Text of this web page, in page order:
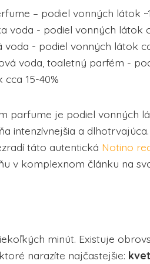
– podiel vonných látok
voda - podiel vonných látok
- podiel vonných látok
voda, toaletný parfém -
15-40%
parfume je podiel vonných
intenzívnejšia a dlhotrvajúca.
táto autentická Notino
v komplexnom článku na
minút. Existuje
narazíte najčastejšie: